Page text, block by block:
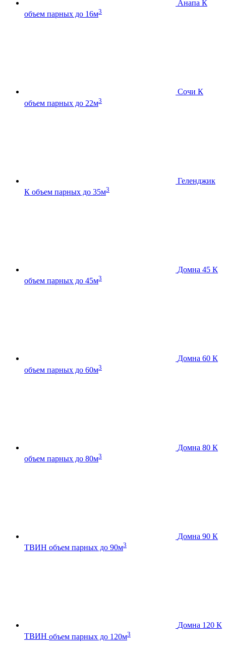
Анапа К
объем парных до 16м3
Сочи К
объем парных до 22м3
Геленджик
К объем парных до 35м3
Домна 45 К
объем парных до 45м3
Домна 60 К
объем парных до 60м3
Домна 80 К
объем парных до 80м3
Домна 90 К
ТВИН объем парных до 90м3
Домна 120 К
ТВИН объем парных до 120м3